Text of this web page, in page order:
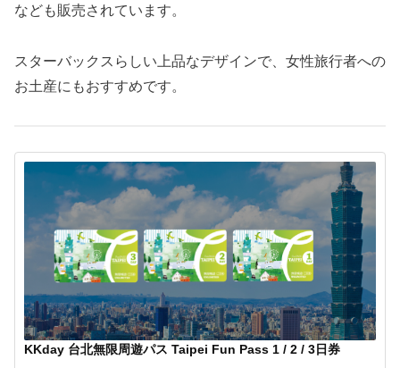
なども販売されています。
スターバックスらしい上品なデザインで、女性旅行者への
お土産にもおすすめです。
KKday 台北無限周遊パス Taipei Fun Pass 1 / 2 / 3日券